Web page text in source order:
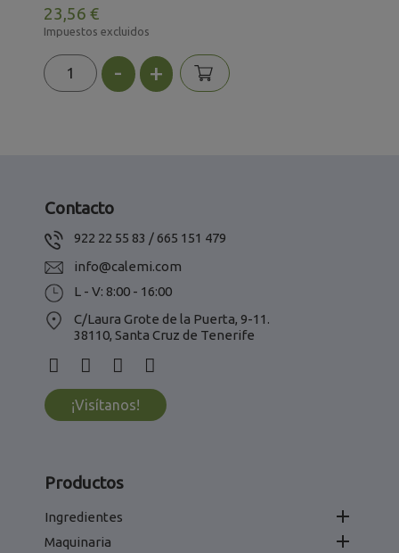
23,56 €
Impuestos excluidos
- +
Contacto
922 22 55 83 / 665 151 479
info@calemi.com
L - V: 8:00 - 16:00
C/Laura Grote de la Puerta, 9-11.
38110, Santa Cruz de Tenerife
¡Visítanos!
Productos
Ingredientes 
Maquinaria 